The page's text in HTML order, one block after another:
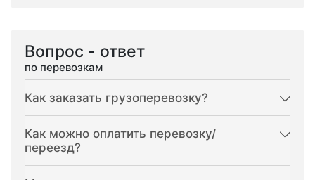
Вопрос - ответ
по перевозкам
Как заказать грузоперевозку?
Как можно оплатить перевозку/
переезд?